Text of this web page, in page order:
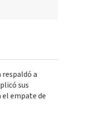
a
sus
el empate de